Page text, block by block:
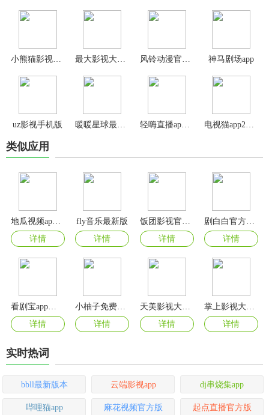
小熊猫影视app官方版最新版本 神马剧场app
uz影视手机版 轻嗨直播app官方版
类似应用
地瓜视频app官方版
详情
fly音乐最新版
详情
详情
详情
看剧宝app官方版
详情
详情
天美影视大全免费追剧app
详情
详情
实时热词
bbll最新版本 云端影视app dj串烧集app
哔哩猫app 麻花视频官方版 起点直播官方版